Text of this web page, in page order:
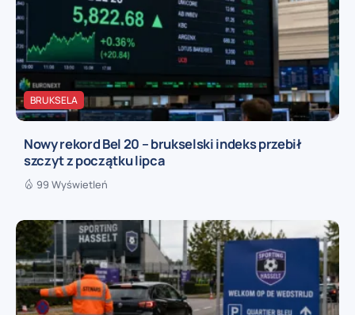
BRUKSELA
Nowy rekord Bel 20 – brukselski indeks przebił
szczyt z początku lipca
99 Wyświetleń